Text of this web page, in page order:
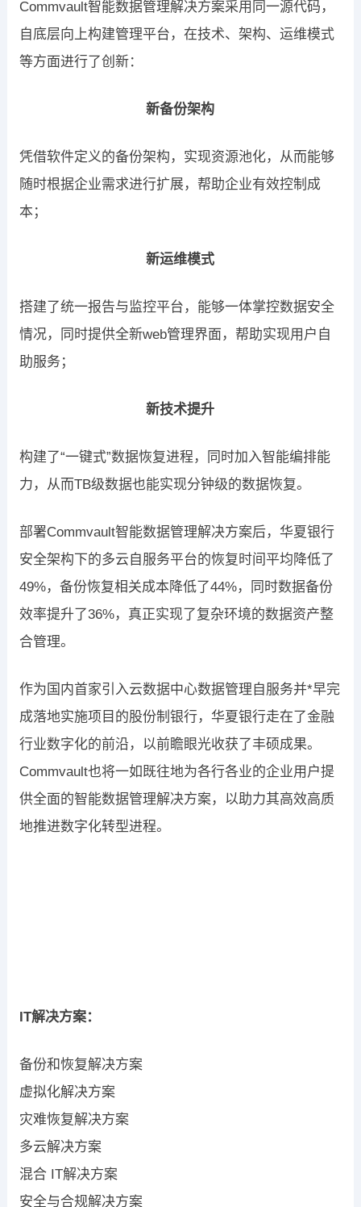
Commvault智能数据管理解决方案采用同一源代码，
自底层向上构建管理平台，在技术、架构、运维模式
等方面进行了创新：
新备份架构
凭借软件定义的备份架构，实现资源池化，从而能够
随时根据企业需求进行扩展，帮助企业有效控制成
本；
新运维模式
搭建了统一报告与监控平台，能够一体掌控数据安全
情况，同时提供全新web管理界面，帮助实现用户自
助服务；
新技术提升
构建了“一键式”数据恢复进程，同时加入智能编排能
力，从而TB级数据也能实现分钟级的数据恢复。
部署Commvault智能数据管理解决方案后，华夏银行
安全架构下的多云自服务平台的恢复时间平均降低了
49%，备份恢复相关成本降低了44%，同时数据备份
效率提升了36%，真正实现了复杂环境的数据资产整
合管理。
作为国内首家引入云数据中心数据管理自服务并*早完
成落地实施项目的股份制银行，华夏银行走在了金融
行业数字化的前沿，以前瞻眼光收获了丰硕成果。
Commvault也将一如既往地为各行各业的企业用户提
供全面的智能数据管理解决方案，以助力其高效高质
地推进数字化转型进程。
IT解决方案：
备份和恢复解决方案
虚拟化解决方案
灾难恢复解决方案
多云解决方案
混合 IT解决方案
安全与合规解决方案